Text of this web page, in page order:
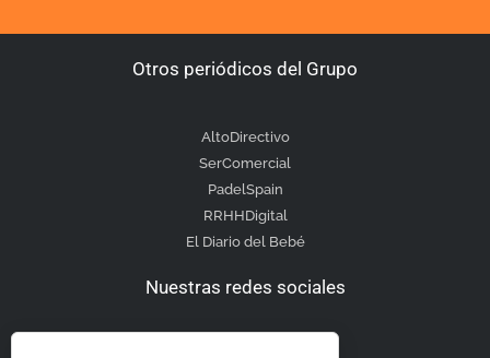
Otros periódicos del Grupo
AltoDirectivo
SerComercial
PadelSpain
RRHHDigital
El Diario del Bebé
Nuestras redes sociales